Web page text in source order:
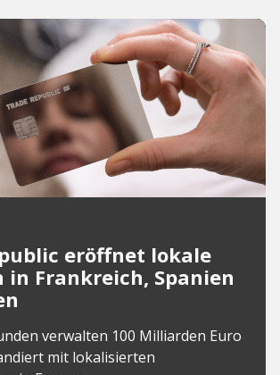
eröffnet lokale
in Frankreich, Spanien
verwalten 100 Milliarden Euro
mit lokalisierten